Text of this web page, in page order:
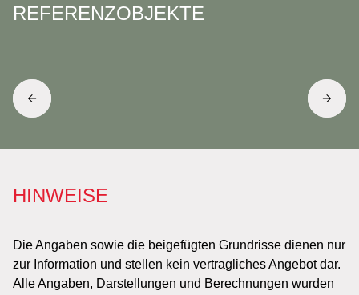
REFERENZOBJEKTE
HINWEISE
Die Angaben sowie die beigefügten Grundrisse dienen nur
zur Information und stellen kein vertragliches Angebot dar.
Alle Angaben, Darstellungen und Berechnungen wurden